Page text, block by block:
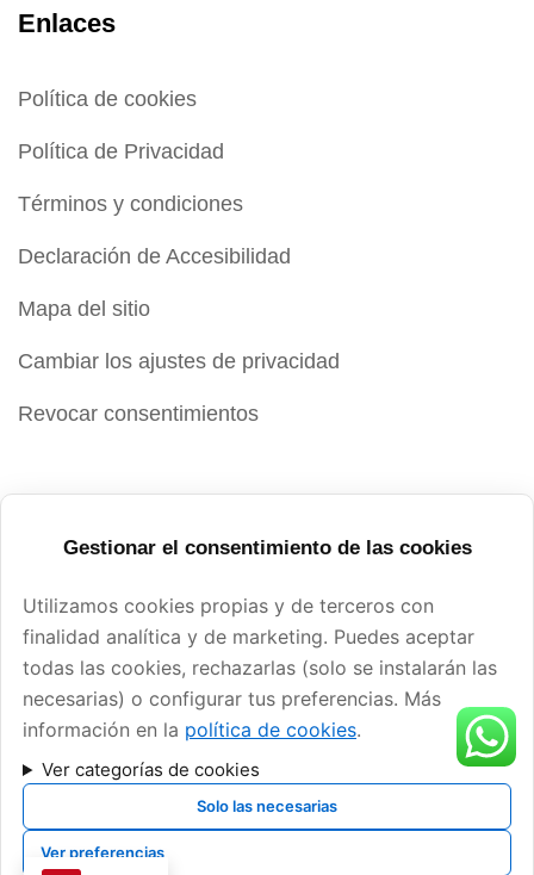
Enlaces
Política de cookies
Política de Privacidad
Términos y condiciones
Declaración de Accesibilidad
Mapa del sitio
Cambiar los ajustes de privacidad
Revocar consentimientos
Contacto
+34 649 77 74 77
info@divertprint.com
CON EL PROGRAMA KIT DIGITAL POR LOS
Gestionar el consentimiento de las cookies
Utilizamos cookies propias y de terceros con
finalidad analítica y de marketing. Puedes aceptar
todas las cookies, rechazarlas (solo se instalarán las
necesarias) o configurar tus preferencias. Más
información en la política de cookies.
Ver categorías de cookies
Solo las necesarias
Ver preferencias